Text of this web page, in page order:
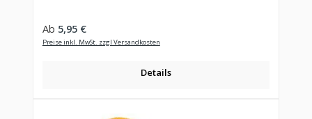
Regulärer Preis:
Ab 5,95 €
Preise inkl. MwSt. zzgl Versandkosten
Details